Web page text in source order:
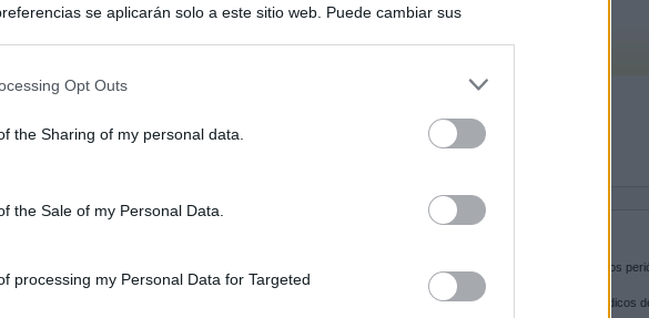
se aplicarán solo a este sitio web. Puede cambiar sus
Opt Outs
the Sharing of my personal data.
the Sale of my Personal Data.
processing my Personal Data for Targeted
los viajeros procedentes de Italia tras el rechazo de
SOBRE KIOSKO.NET
es la puerta de entrada a los
Navega por las portadas de los periódicos